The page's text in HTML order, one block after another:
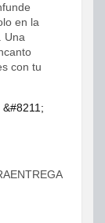
en la
Una
con tu